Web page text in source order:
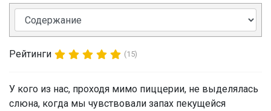
Рейтинги (15)
У кого из нас, проходя мимо пиццерии, не выделялась
слюна, когда мы чувствовали запах пекущейся